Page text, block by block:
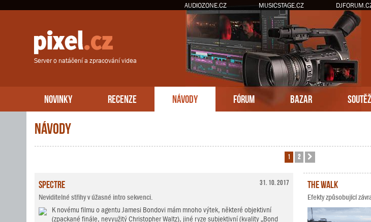
AUDIOZONE.CZ MUSICSTAGE.CZ
Server o natáčení a zpracování videa
NOVINKY RECENZE NÁVODY FÓRUM BAZAR
Návody
1 2
31. 10. 2017
Spectre
Neviditelné střihy v úžasné intro sekvenci.
K novému filmu o agentu Jamesi Bondovi mám mnoho výtek, některé objektivní
(zpackané finále, nevyužitý Christopher Waltz), jiné ryze subjektivní (kvality „Bond
The Walk
Efekty způsobující